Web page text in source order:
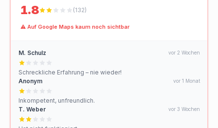
1.8 (132)
⚠ Auf Google Maps kaum noch sichtbar
M. Schulz vor 2 Wochen
Schreckliche Erfahrung – nie wieder!
Anonym
vor 1 Monat
Inkompetent, unfreundlich.
T. Weber
vor 3 Wochen